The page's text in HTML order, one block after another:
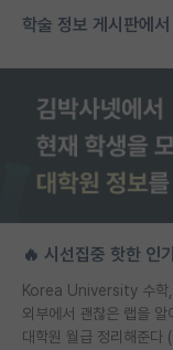
학술 정보 게시판에
🔥 시선집중 핫한 인
외부에서 괜찮은 랩을 알
대학원 월급 정리해준다